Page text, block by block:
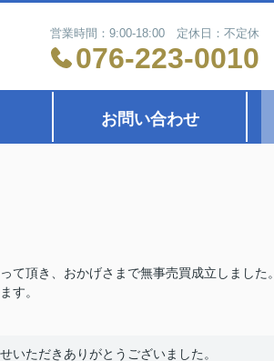
営業時間：9:00-18:00 定休日：不定休
076-223-0010
お問い合わせ
て頂き、おかげさまで無事売買成立しました。
す。
いただきありがとうございました。